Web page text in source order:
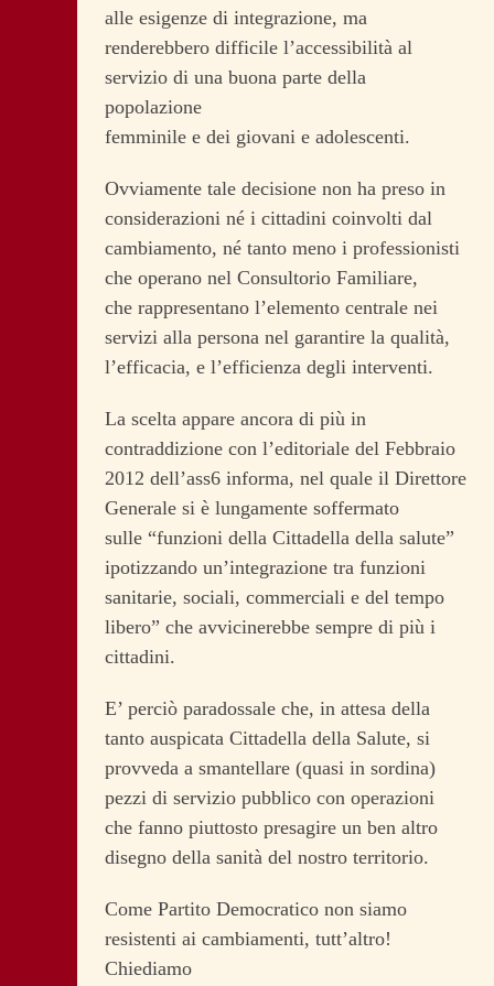
alle esigenze di integrazione, ma
renderebbero difficile l’accessibilità al
servizio di una buona parte della
popolazione
femminile e dei giovani e adolescenti.
Ovviamente tale decisione non ha preso in
considerazioni né i cittadini coinvolti dal
cambiamento, né tanto meno i professionisti
che operano nel Consultorio Familiare,
che rappresentano l’elemento centrale nei
servizi alla persona nel garantire la qualità,
l’efficacia, e l’efficienza degli interventi.
La scelta appare ancora di più in
contraddizione con l’editoriale del Febbraio
2012 dell’ass6 informa, nel quale il Direttore
Generale si è lungamente soffermato
sulle “funzioni della Cittadella della salute”
ipotizzando un’integrazione tra funzioni
sanitarie, sociali, commerciali e del tempo
libero” che avvicinerebbe sempre di più i
cittadini.
E’ perciò paradossale che, in attesa della
tanto auspicata Cittadella della Salute, si
provveda a smantellare (quasi in sordina)
pezzi di servizio pubblico con operazioni
che fanno piuttosto presagire un ben altro
disegno della sanità del nostro territorio.
Come Partito Democratico non siamo
resistenti ai cambiamenti, tutt’altro!
Chiediamo